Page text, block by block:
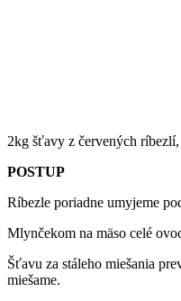
2kg šťavy z červených
POSTUP
Ríbezle poriadne umyjeme
Mlynčekom na mäso celé
Šťavu za stáleho miešania
miešame.